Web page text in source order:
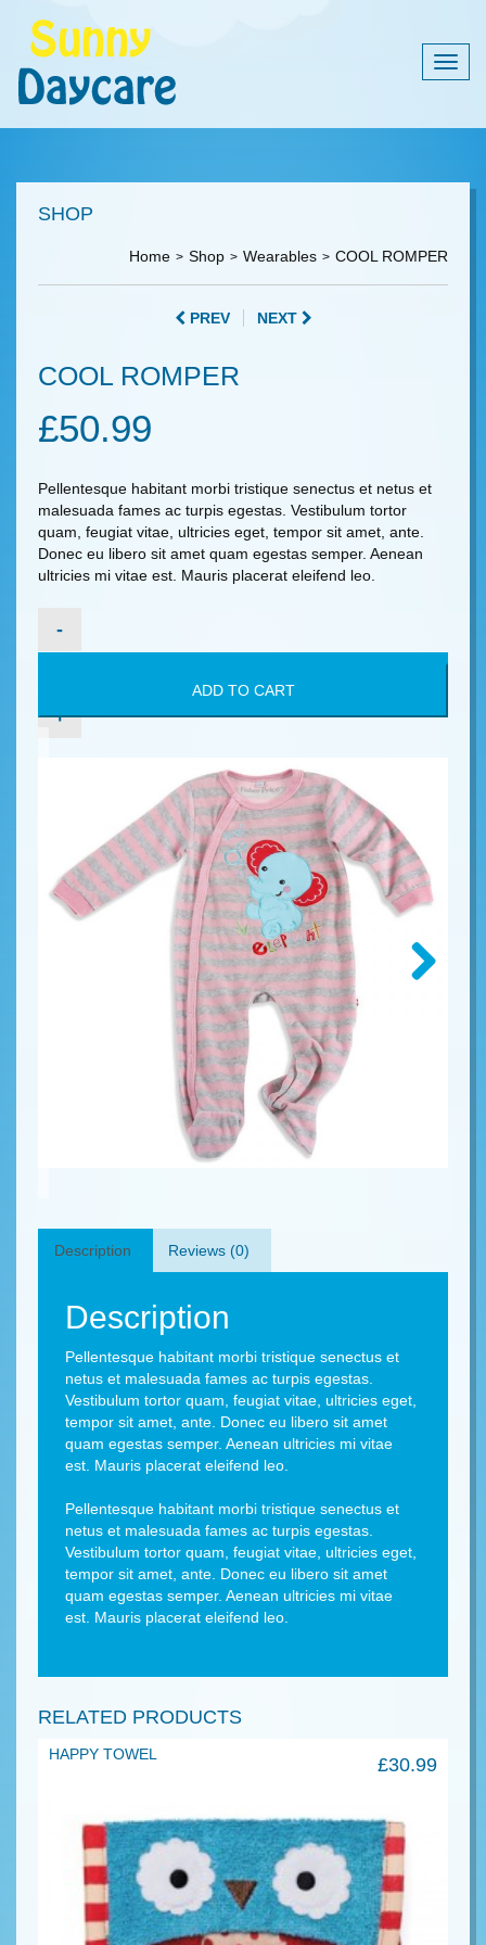
SHOP
Home Shop Wearables COOL ROMPER
PREV NEXT
COOL ROMPER
£50.99
Pellentesque habitant morbi tristique senectus et netus et
malesuada fames ac turpis egestas. Vestibulum tortor
quam, feugiat vitae, ultricies eget, tempor sit amet, ante.
Donec eu libero sit amet quam egestas semper. Aenean
ultricies mi vitae est. Mauris placerat eleifend leo.
ADD TO CART
Description Reviews (0)
Description
Pellentesque habitant morbi tristique senectus et
netus et malesuada fames ac turpis egestas.
Vestibulum tortor quam, feugiat vitae, ultricies eget,
tempor sit amet, ante. Donec eu libero sit amet
quam egestas semper. Aenean ultricies mi vitae
est. Mauris placerat eleifend leo.
Pellentesque habitant morbi tristique senectus et
netus et malesuada fames ac turpis egestas.
Vestibulum tortor quam, feugiat vitae, ultricies eget,
tempor sit amet, ante. Donec eu libero sit amet
quam egestas semper. Aenean ultricies mi vitae
est. Mauris placerat eleifend leo.
RELATED PRODUCTS
HAPPY TOWEL £30.99